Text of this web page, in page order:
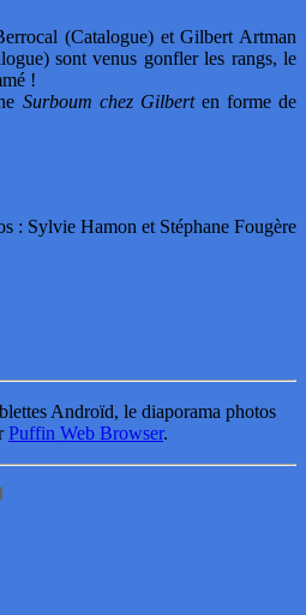
(Catalogue) et Gilbert Artman
sont venus gonfler les rangs, le
!
Surboum chez Gilberten forme de
: Sylvie Hamon et Stéphane Fougère
Androïd, le diaporama photos
Puffin Web Browser.